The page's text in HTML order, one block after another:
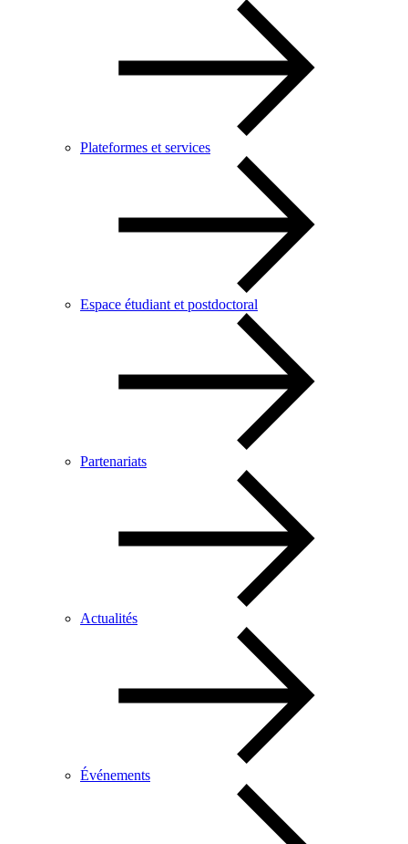
Plateformes et services
Espace étudiant et postdoctoral
Partenariats
Actualités
Événements